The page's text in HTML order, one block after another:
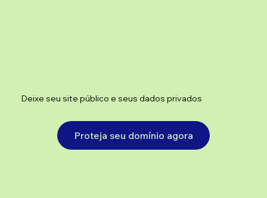
Deixe seu site público e seus dados privados
Proteja seu domínio agora